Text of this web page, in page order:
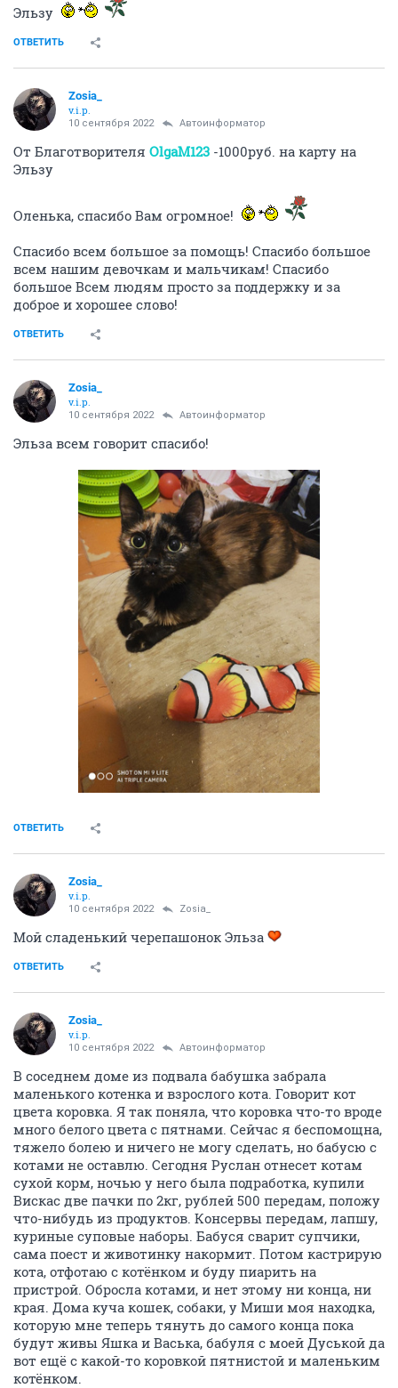
Эльзу
ОТВЕТИТЬ
Zosia_
v.i.p.
10 сентября 2022 Автоинформатор
От Благотворителя OlgaM123 -1000руб. на карту на
Эльзу
Оленька, спасибо Вам огромное!
Спасибо всем большое за помощь! Спасибо большое
всем нашим девочкам и мальчикам! Спасибо
большое Всем людям просто за поддержку и за
доброе и хорошее слово!
ОТВЕТИТЬ
Zosia_
v.i.p.
10 сентября 2022 Автоинформатор
Эльза всем говорит спасибо!
ОТВЕТИТЬ
Zosia_
v.i.p.
10 сентября 2022 Zosia_
Мой сладенький черепашонок Эльза
ОТВЕТИТЬ
Zosia_
v.i.p.
10 сентября 2022 Автоинформатор
В соседнем доме из подвала бабушка забрала
маленького котенка и взрослого кота. Говорит кот
цвета коровка. Я так поняла, что коровка что-то вроде
много белого цвета с пятнами. Сейчас я беспомощна,
тяжело болею и ничего не могу сделать, но бабусю с
котами не оставлю. Сегодня Руслан отнесет котам
сухой корм, ночью у него была подработка, купили
Вискас две пачки по 2кг, рублей 500 передам, положу
что-нибудь из продуктов. Консервы передам, лапшу,
куриные суповые наборы. Бабуся сварит супчики,
сама поест и животинку накормит. Потом кастрирую
кота, отфотаю с котёнком и буду пиарить на
пристрой. Обросла котами, и нет этому ни конца, ни
края. Дома куча кошек, собаки, у Миши моя находка,
которую мне теперь тянуть до самого конца пока
будут живы Яшка и Васька, бабуля с моей Дуськой да
вот ещё с какой-то коровкой пятнистой и маленьким
котёнком.